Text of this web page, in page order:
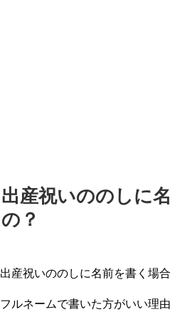
出産祝いののしに
の？
出産祝いののしに名前を書く場
フルネームで書いた方がいい理由